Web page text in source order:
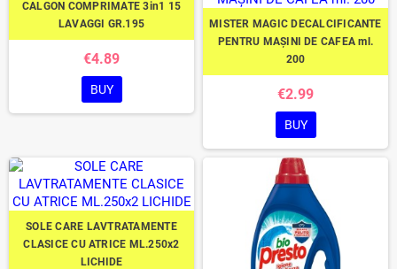
CALGON COMPRIMATE 3in1 15
LAVAGGI GR.195
€4.89
BUY
MISTER MAGIC DECALCIFICANTE
PENTRU MAȘINI DE CAFEA ml.
200
€2.99
BUY
SOLE CARE LAVTRATAMENTE
CLASICE CU ATRICE ML.250x2
LICHIDE